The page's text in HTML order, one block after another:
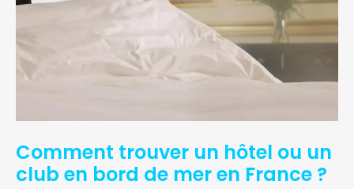
Comment trouver un hôtel ou un
club en bord de mer en France ?